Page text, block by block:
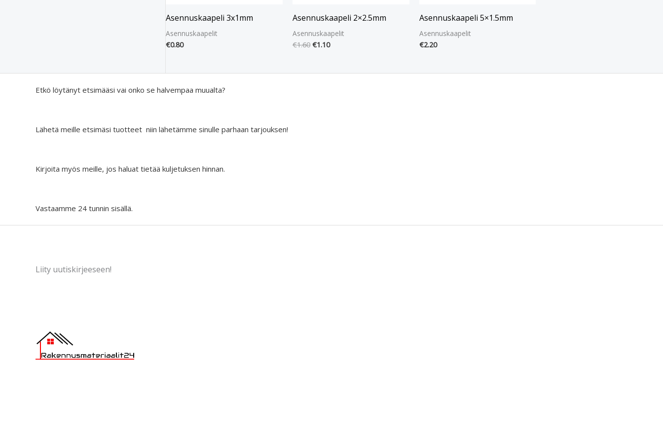
Asennuskaapeli 3x1mm
Asennuskaapelit
€0.80
Asennuskaapeli 2×2.5mm
Asennuskaapelit
€1.60 €1.10
Asennuskaapeli 5×1.5mm
Asennuskaapelit
€2.20
Etkö löytänyt etsimääsi vai onko se halvempaa muualta?
Lähetä meille etsimäsi tuotteet niin lähetämme sinulle parhaan tarjouksen!
Kirjoita myös meille, jos haluat tietää kuljetuksen hinnan.
Vastaamme 24 tunnin sisällä.
Liity uutiskirjeeseen!